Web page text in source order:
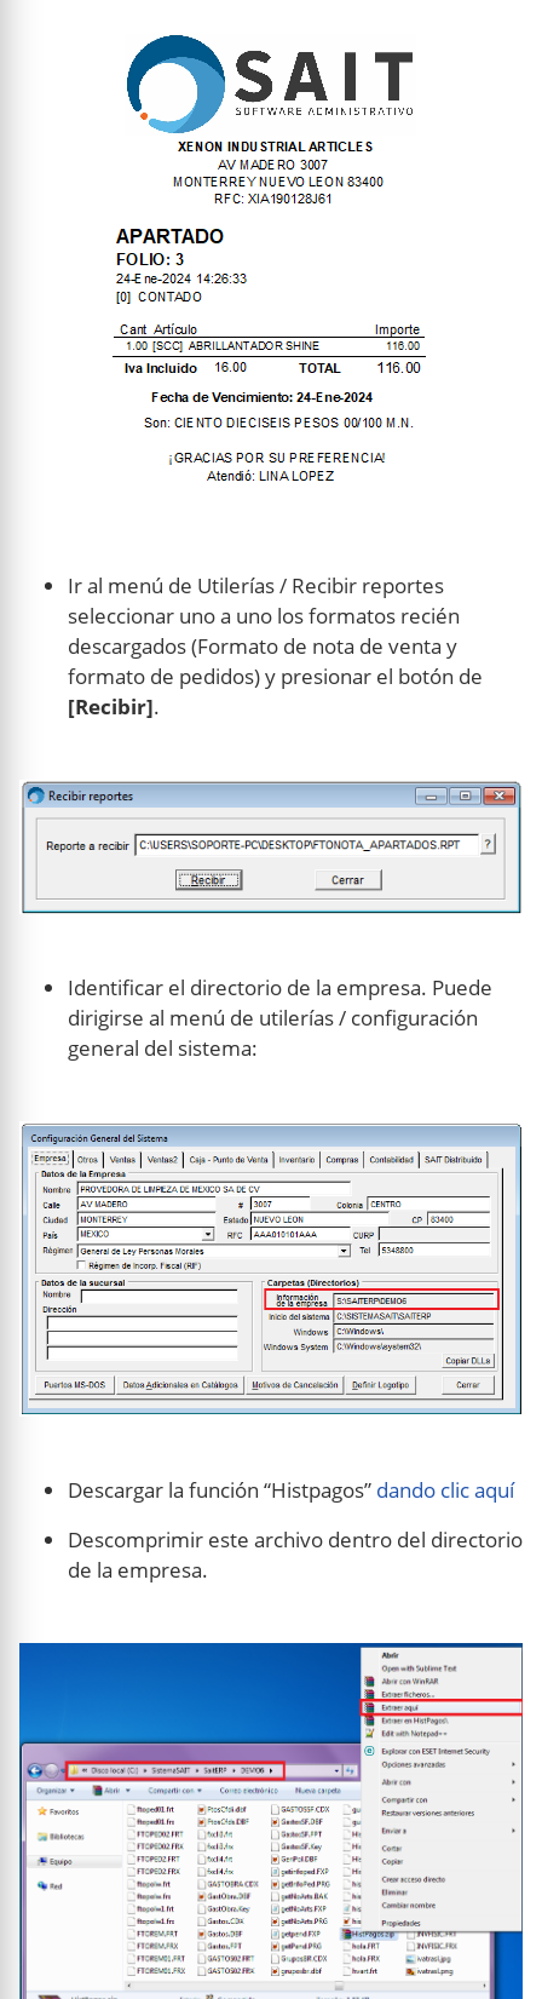
Ir al menú de Utilerías / Recibir reportes
seleccionar uno a uno los formatos recién
descargados (Formato de nota de venta y
formato de pedidos) y presionar el botón de
[Recibir].
Identificar el directorio de la empresa. Puede
dirigirse al menú de utilerías / configuración
general del sistema:
Descargar la función “Histpagos” dando clic aquí
Descomprimir este archivo dentro del directorio
de la empresa.